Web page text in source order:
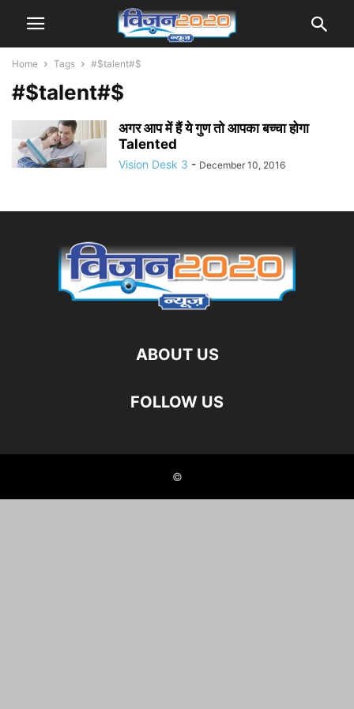
Home Tags #$talent#$
#$talent#$
अगर आप में हैं ये गुण तो आपका बच्चा होगा
Talented
Vision Desk 3 - December 10, 2016
ABOUT US
FOLLOW US
©